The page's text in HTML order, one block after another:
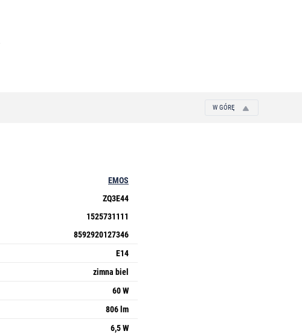
W GÓRĘ
EMOS
ZQ3E44
1525731111
8592920127346
E14
zimna biel
60 W
806 lm
6,5 W